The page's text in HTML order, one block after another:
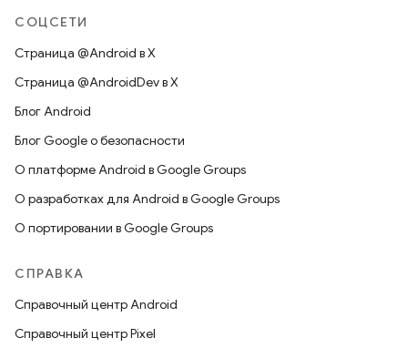
СОЦСЕТИ
Страница @Android в X
Страница @AndroidDev в X
Блог Android
Блог Google о безопасности
О платформе Android в Google Groups
О разработках для Android в Google Groups
О портировании в Google Groups
СПРАВКА
Справочный центр Android
Справочный центр Pixel